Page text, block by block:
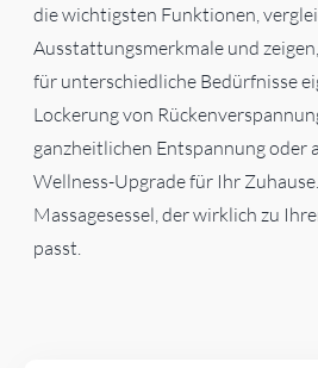
die wichtigsten Funktionen,
Ausstattungsmerkmale und
für unterschiedliche Bedürfnisse
Lockerung von
ganzheitlichen Entspannung oder
Wellness-Upgrade für Ihr
Massagesessel, der wirklich zu
passt.